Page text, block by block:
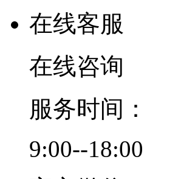
在线客服
在线咨询
服务时间：
9:00--18:00